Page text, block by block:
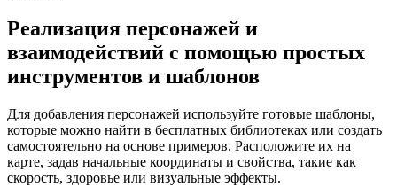
Реализация персонажей и
взаимодействий с помощью простых
инструментов и шаблонов
Для добавления персонажей используйте готовые шаблоны,
которые можно найти в бесплатных библиотеках или создать
самостоятельно на основе примеров. Расположите их на
карте, задав начальные координаты и свойства, такие как
скорость, здоровье или визуальные эффекты.